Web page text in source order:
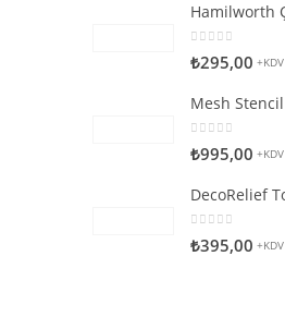
0 5 üzerinden
₺295,00 +KDV
0 5 üzerinden
₺995,00 +KDV
0 5 üzerinden
₺395,00 +KDV